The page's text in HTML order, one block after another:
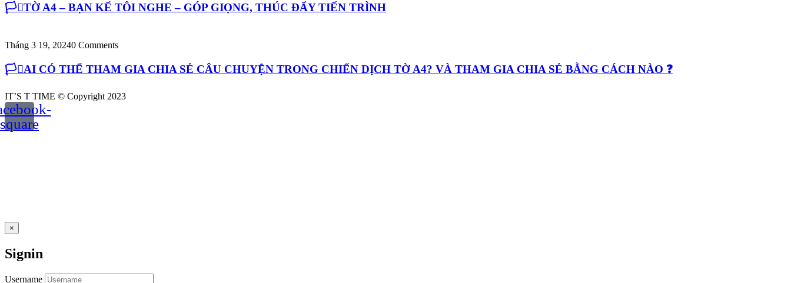
🏳️‍⚧️TỜ A4 – BẠN KỂ TÔI NGHE – GÓP GIỌNG, THÚC ĐẨY TIẾN TRÌNH
Tháng 3 19, 20240 Comments
🏳️‍⚧️AI CÓ THỂ THAM GIA CHIA SẺ CÂU CHUYỆN TRONG CHIẾN DỊCH TỜ A4? VÀ THAM GIA CHIA SẺ BẰNG CÁCH NÀO ❓
IT’S T TIME © Copyright 2023
square
×
Signin
Username